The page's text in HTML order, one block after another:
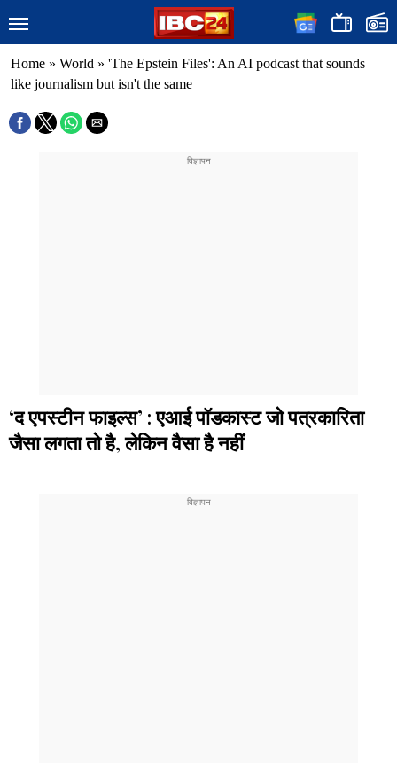
Home » World » 'The Epstein Files': An AI podcast that sounds
like journalism but isn't the same
‘द एपस्टीन फाइल्स’ : एआई पॉडकास्ट जो पत्रकारिता
जैसा लगता तो है, लेकिन वैसा है नहीं